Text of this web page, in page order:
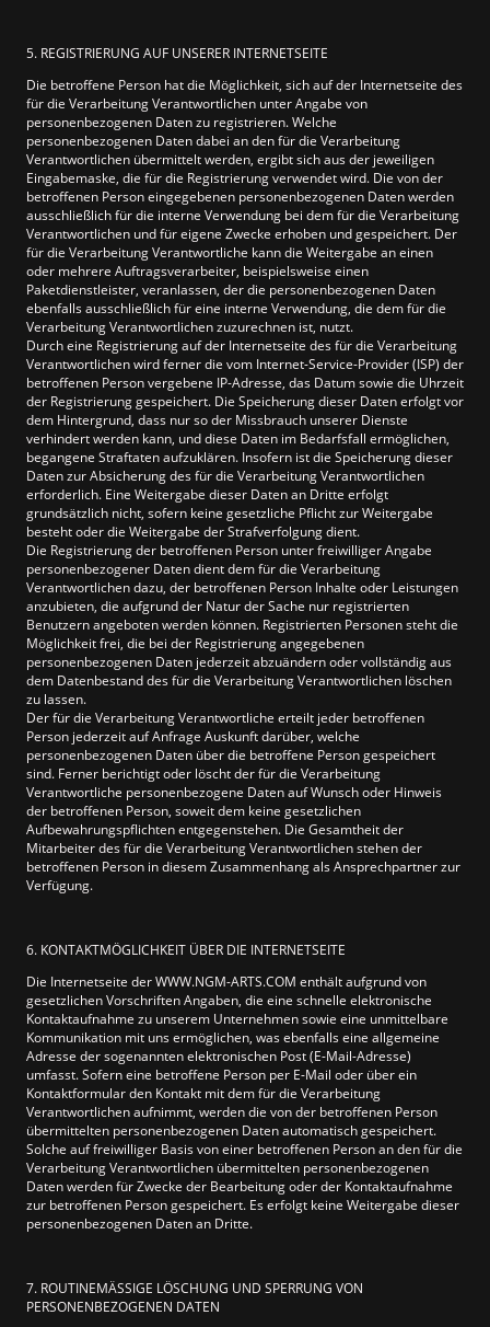
5. REGISTRIERUNG AUF UNSERER INTERNETSEITE
Die betroffene Person hat die Möglichkeit, sich auf der Internetseite des
für die Verarbeitung Verantwortlichen unter Angabe von
personenbezogenen Daten zu registrieren. Welche
personenbezogenen Daten dabei an den für die Verarbeitung
Verantwortlichen übermittelt werden, ergibt sich aus der jeweiligen
Eingabemaske, die für die Registrierung verwendet wird. Die von der
betroffenen Person eingegebenen personenbezogenen Daten werden
ausschließlich für die interne Verwendung bei dem für die Verarbeitung
Verantwortlichen und für eigene Zwecke erhoben und gespeichert. Der
für die Verarbeitung Verantwortliche kann die Weitergabe an einen
oder mehrere Auftragsverarbeiter, beispielsweise einen
Paketdienstleister, veranlassen, der die personenbezogenen Daten
ebenfalls ausschließlich für eine interne Verwendung, die dem für die
Verarbeitung Verantwortlichen zuzurechnen ist, nutzt.
Durch eine Registrierung auf der Internetseite des für die Verarbeitung
Verantwortlichen wird ferner die vom Internet-Service-Provider (ISP) der
betroffenen Person vergebene IP-Adresse, das Datum sowie die Uhrzeit
der Registrierung gespeichert. Die Speicherung dieser Daten erfolgt vor
dem Hintergrund, dass nur so der Missbrauch unserer Dienste
verhindert werden kann, und diese Daten im Bedarfsfall ermöglichen,
begangene Straftaten aufzuklären. Insofern ist die Speicherung dieser
Daten zur Absicherung des für die Verarbeitung Verantwortlichen
erforderlich. Eine Weitergabe dieser Daten an Dritte erfolgt
grundsätzlich nicht, sofern keine gesetzliche Pflicht zur Weitergabe
besteht oder die Weitergabe der Strafverfolgung dient.
Die Registrierung der betroffenen Person unter freiwilliger Angabe
personenbezogener Daten dient dem für die Verarbeitung
Verantwortlichen dazu, der betroffenen Person Inhalte oder Leistungen
anzubieten, die aufgrund der Natur der Sache nur registrierten
Benutzern angeboten werden können. Registrierten Personen steht die
Möglichkeit frei, die bei der Registrierung angegebenen
personenbezogenen Daten jederzeit abzuändern oder vollständig aus
dem Datenbestand des für die Verarbeitung Verantwortlichen löschen
zu lassen.
Der für die Verarbeitung Verantwortliche erteilt jeder betroffenen
Person jederzeit auf Anfrage Auskunft darüber, welche
personenbezogenen Daten über die betroffene Person gespeichert
sind. Ferner berichtigt oder löscht der für die Verarbeitung
Verantwortliche personenbezogene Daten auf Wunsch oder Hinweis
der betroffenen Person, soweit dem keine gesetzlichen
Aufbewahrungspflichten entgegenstehen. Die Gesamtheit der
Mitarbeiter des für die Verarbeitung Verantwortlichen stehen der
betroffenen Person in diesem Zusammenhang als Ansprechpartner zur
Verfügung.
6. KONTAKTMÖGLICHKEIT ÜBER DIE INTERNETSEITE
Die Internetseite der WWW.NGM-ARTS.COM enthält aufgrund von
gesetzlichen Vorschriften Angaben, die eine schnelle elektronische
Kontaktaufnahme zu unserem Unternehmen sowie eine unmittelbare
Kommunikation mit uns ermöglichen, was ebenfalls eine allgemeine
Adresse der sogenannten elektronischen Post (E-Mail-Adresse)
umfasst. Sofern eine betroffene Person per E-Mail oder über ein
Kontaktformular den Kontakt mit dem für die Verarbeitung
Verantwortlichen aufnimmt, werden die von der betroffenen Person
übermittelten personenbezogenen Daten automatisch gespeichert.
Solche auf freiwilliger Basis von einer betroffenen Person an den für die
Verarbeitung Verantwortlichen übermittelten personenbezogenen
Daten werden für Zwecke der Bearbeitung oder der Kontaktaufnahme
zur betroffenen Person gespeichert. Es erfolgt keine Weitergabe dieser
personenbezogenen Daten an Dritte.
7. ROUTINEMÄSSIGE LÖSCHUNG UND SPERRUNG VON
PERSONENBEZOGENEN DATEN